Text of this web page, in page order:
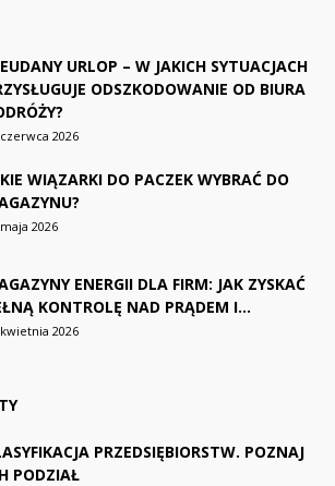
URLOP – W JAKICH SYTUACJACH
ODSZKODOWANIE OD BIURA
2026
WIĄZARKI DO PACZEK WYBRAĆ DO
2026
ENERGII DLA FIRM: JAK ZYSKAĆ
KONTROLĘ NAD PRĄDEM I...
2026
PRZEDSIĘBIORSTW. POZNAJ
PODZIAŁ